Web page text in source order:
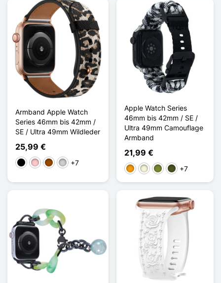
Armband Apple Watch
Series 46mm bis 42mm /
SE / Ultra 49mm Wildleder
25,99 €
Schwarz
PinkBraunSilber
+7
Apple Watch Series
46mm bis 42mm / SE /
Ultra 49mm Camouflage
Armband
21,99 €
Orange
BeigeKhakiVert Armée
+7